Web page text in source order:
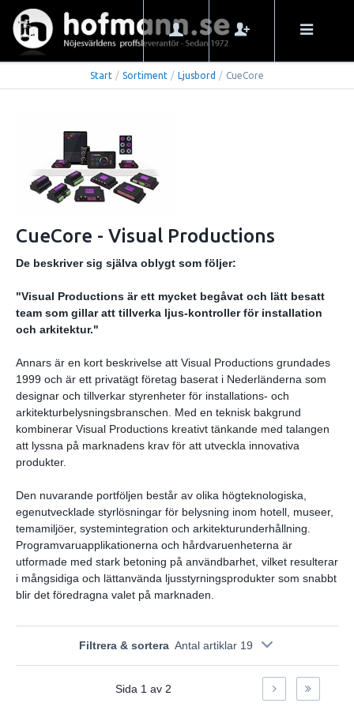
Start / Sortiment / Ljusbord / CueCore
CueCore - Visual Productions
De beskriver sig själva oblygt som följer:
"Visual Productions är ett mycket begåvat och lätt besatt
team som gillar att tillverka ljus-kontroller för installation
och arkitektur."
Annars är en kort beskrivelse att Visual Productions grundades
1999 och är ett privatägt företag baserat i Nederländerna som
designar och tillverkar styrenheter för installations- och
arkitekturbelysningsbranschen. Med en teknisk bakgrund
kombinerar Visual Productions kreativt tänkande med talangen
att lyssna på marknadens krav för att utveckla innovativa
produkter.
Den nuvarande portföljen består av olika högteknologiska,
egenutvecklade styrlösningar för belysning inom hotell, museer,
temamiljöer, systemintegration och arkitekturunderhållning.
Programvaruapplikationerna och hårdvaruenheterna är
utformade med stark betoning på användbarhet, vilket resulterar
i mångsidiga och lättanvända ljusstyrningsprodukter som snabbt
blir det föredragna valet på marknaden.
Filtrera & sortera Antal artiklar 19
Sida 1 av 2